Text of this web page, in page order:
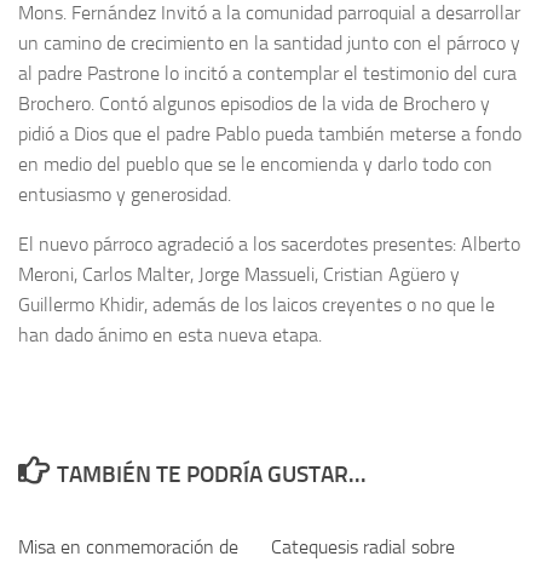
Mons. Fernández Invitó a la comunidad parroquial a desarrollar
un camino de crecimiento en la santidad junto con el párroco y
al padre Pastrone lo incitó a contemplar el testimonio del cura
Brochero. Contó algunos episodios de la vida de Brochero y
pidió a Dios que el padre Pablo pueda también meterse a fondo
en medio del pueblo que se le encomienda y darlo todo con
entusiasmo y generosidad.
El nuevo párroco agradeció a los sacerdotes presentes: Alberto
Meroni, Carlos Malter, Jorge Massueli, Cristian Agüero y
Guillermo Khidir, además de los laicos creyentes o no que le
han dado ánimo en esta nueva etapa.
TAMBIÉN TE PODRÍA GUSTAR...
Misa en conmemoración de
Catequesis radial sobre